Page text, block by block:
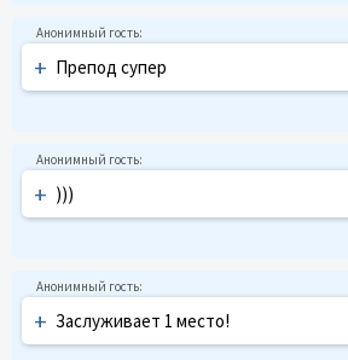
+ Препод супер
+ )))
+ Заслуживает 1 место!